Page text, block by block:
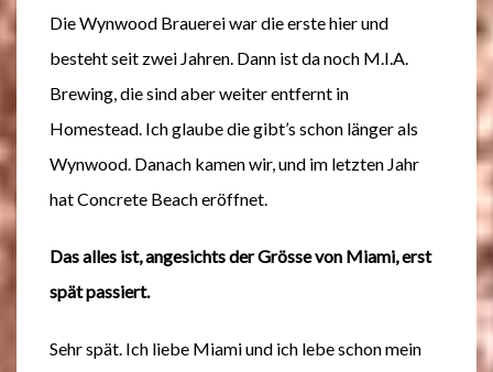
Die Wynwood Brauerei war die erste hier und
besteht seit zwei Jahren. Dann ist da noch M.I.A.
Brewing, die sind aber weiter entfernt in
Homestead. Ich glaube die gibt’s schon länger als
Wynwood. Danach kamen wir, und im letzten Jahr
hat Concrete Beach eröffnet.
Das alles ist, angesichts der Grösse von Miami, erst
spät passiert.
Sehr spät. Ich liebe Miami und ich lebe schon mein